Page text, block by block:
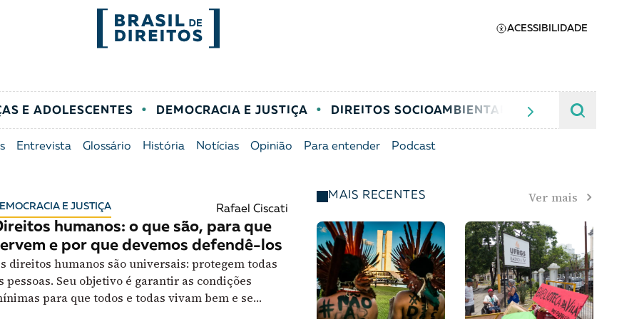
ACESSIBILIDADE
Migrações
Mobilização e articulação
Políticas Públicas
Povos indígenas
Terra
Entrevista
Glossário
Opinião
Para entender
Apoie a Brasil de
A [BD] conta as histórias de
quem defende direitos
humanos no Brasil. Para
continuar, esse trabalho
precisa da sua doação!
E ADOLESCENTES DEMOCRACIA E JUSTIÇA DIREITOS SOCIOAMBIENTAIS JUSTIÇA
Entrevista Glossário História Notícias Opinião Para entender Podcast
E JUSTIÇA Rafael Ciscati
humanos: o que são, para que
e por que devemos defendê-los
direitos humanos são universais: protegem todas
pessoas. Seu objetivo é garantir as condições
para que todos e todas vivam bem e se
Entenda por que são importante e
MAIS RECENTES Ver mais